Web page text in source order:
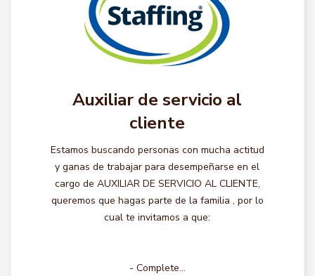
Auxiliar de servicio al
cliente
Estamos buscando personas con mucha actitud
y ganas de trabajar para desempeñarse en el
cargo de AUXILIAR DE SERVICIO AL CLIENTE,
queremos que hagas parte de la familia , por lo
cual te invitamos a que:
- Complete...